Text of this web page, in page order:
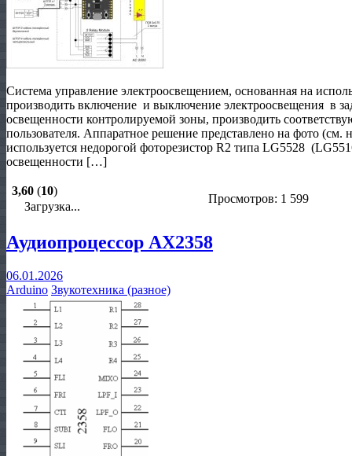
Система управление электроосвещением, основанная на
производить включение и выключение электроосвещения в
освещенности контролируемой зоны, производить
пользователя. Аппаратное решение представлено на фото (см.
используется недорогой фоторезистор R2 типа LG5528
освещенности […]
3,60 (10)
Загрузка...
Просмотров: 1 599
Аудиопроцессор AX2358
06.01.2026
Arduino Звукотехника (разное)